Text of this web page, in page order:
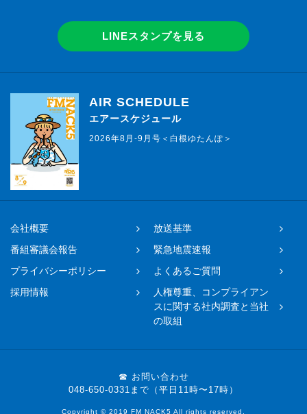
LINEスタンプを見る
AIR SCHEDULE
エアースケジュール
2026年8月-9月号＜白根ゆたんぽ＞
会社概要
放送基準
番組審議会報告
緊急地震速報
プライバシーポリシー
よくあるご質問
採用情報
人権尊重、コンプライアン
スに関する社内調査と当社
の取組
☎ お問い合わせ
048-650-0331まで（平日11時〜17時）
Copyright © 2019 FM NACK5 All rights reserved.